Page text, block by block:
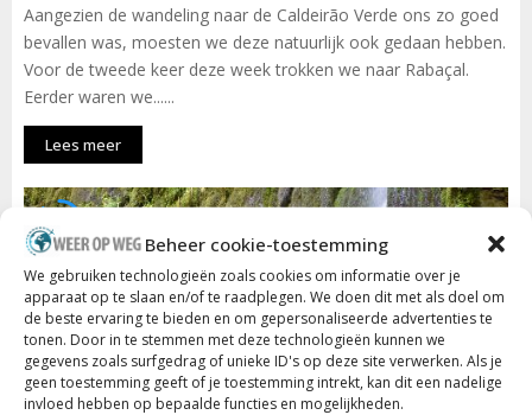
Beheer cookie-toestemming
We gebruiken technologieën zoals cookies om informatie over je
apparaat op te slaan en/of te raadplegen. We doen dit met als doel om
de beste ervaring te bieden en om gepersonaliseerde advertenties te
tonen. Door in te stemmen met deze technologieën kunnen we
gegevens zoals surfgedrag of unieke ID's op deze site verwerken. Als je
geen toestemming geeft of je toestemming intrekt, kan dit een nadelige
invloed hebben op bepaalde functies en mogelijkheden.
Aangezien de wandeling naar de Caldeirão Verde ons zo goed
bevallen was, moesten we deze natuurlijk ook gedaan hebben.
Voor de tweede keer deze week trokken we naar Rabaçal.
Eerder waren we......
Lees meer
86.7